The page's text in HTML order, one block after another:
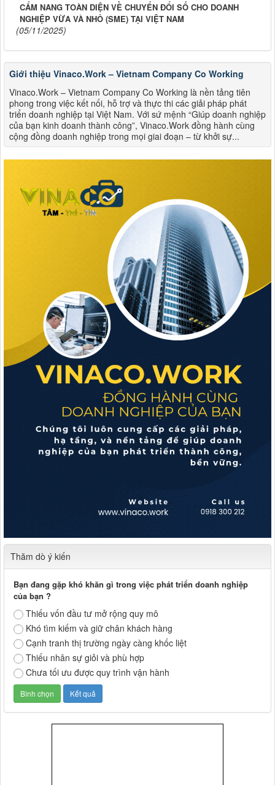
CẨM NANG TOÀN DIỆN VỀ CHUYỂN ĐỔI SỐ CHO DOANH
NGHIỆP VỪA VÀ NHỎ (SME) TẠI VIỆT NAM
(05/11/2025)
Giới thiệu Vinaco.Work – Vietnam Company Co Working
Vinaco.Work – Vietnam Company Co Working là nền tảng tiên
phong trong việc kết nối, hỗ trợ và thực thi các giải pháp phát
triển doanh nghiệp tại Việt Nam. Với sứ mệnh “Giúp doanh nghiệp
của bạn kinh doanh thành công”, Vinaco.Work đồng hành cùng
cộng đồng doanh nghiệp trong mọi giai đoạn – từ khởi sự...
Thăm dò ý kiến
Bạn đang gặp khó khăn gì trong việc phát triển doanh nghiệp
của bạn ?
Thiếu vốn đầu tư mở rộng quy mô
Khó tìm kiếm và giữ chân khách hàng
Cạnh tranh thị trường ngày càng khốc liệt
Thiếu nhân sự giỏi và phù hợp
Chưa tối ưu được quy trình vận hành